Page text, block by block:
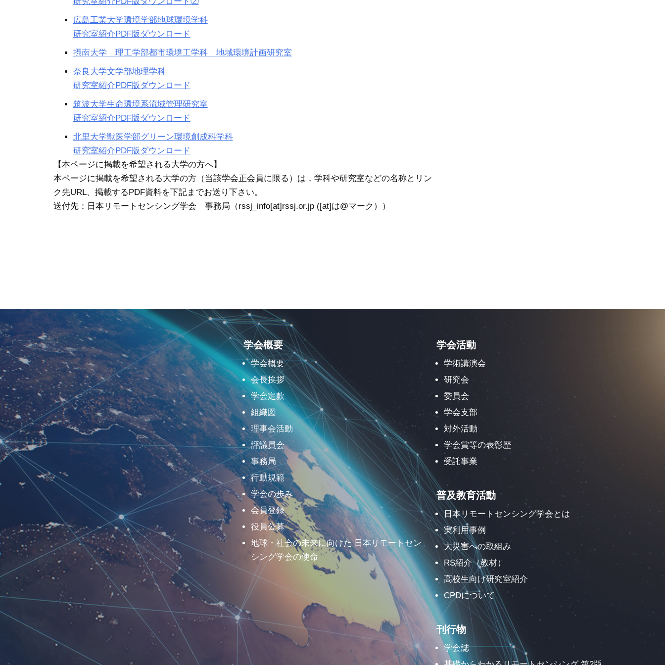
広島工業大学環境学部地球環境学科
研究室紹介PDF版ダウンロード
摂南大学 理工学部都市環境工学科 地域環境計画研究室
奈良大学文学部地理学科
研究室紹介PDF版ダウンロード
筑波大学生命環境系流域管理研究室
研究室紹介PDF版ダウンロード
北里大学獣医学部グリーン環境創成科学科
研究室紹介PDF版ダウンロード
【本ページに掲載を希望される大学の方へ】
本ページに掲載を希望される大学の方（当該学会正会員に限る）は，学科や研究室などの名称とリン
ク先URL、掲載するPDF資料を下記までお送り下さい。
送付先：日本リモートセンシング学会 事務局（rssj_info[at]rssj.or.jp ([at]は@マーク））
学会概要
学会概要
会長挨拶
学会定款
組織図
理事会活動
評議員会
事務局
行動規範
学会の歩み
会員登録
役員公募
地球・社会の未来に向けた 日本リモートセン
シング学会の使命
学会活動
学術講演会
研究会
委員会
学会支部
対外活動
学会賞等の表彰歴
受託事業
普及教育活動
日本リモートセンシング学会とは
実利用事例
大災害への取組み
RS紹介（教材）
高校生向け研究室紹介
CPDについて
刊行物
学会誌